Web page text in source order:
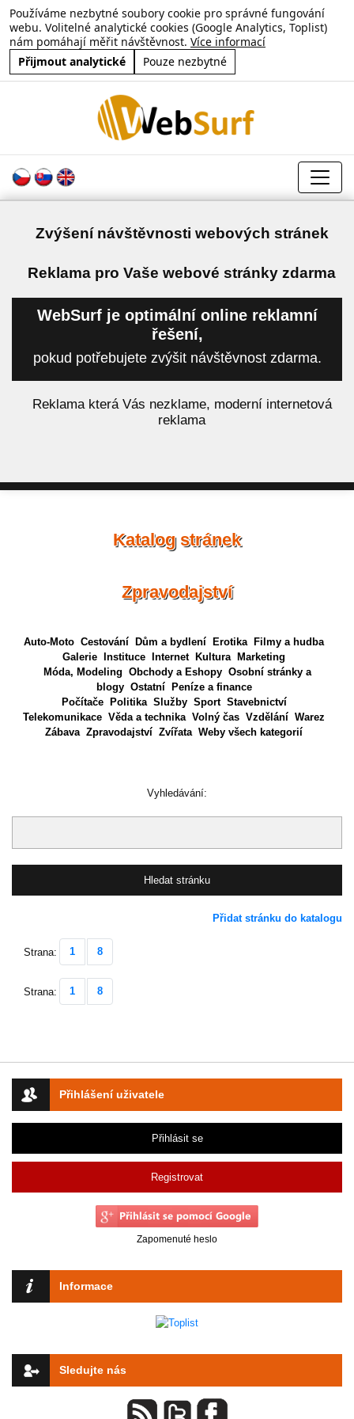
Používáme nezbytné soubory cookie pro správné fungování
webu. Volitelné analytické cookies (Google Analytics, Toplist)
nám pomáhají měřit návštěvnost. Více informací
Přijmout analytické
Pouze nezbytné
Zvýšení návštěvnosti webových stránek
Reklama pro Vaše webové stránky zdarma
WebSurf je optimální online reklamní
řešení,
pokud potřebujete zvýšit návštěvnost zdarma.
Reklama která Vás nezklame, moderní internetová
reklama
Přihlášení uživatele
Přihlásit se
Registrovat
Zapomenuté heslo
Informace
Sledujte nás
Katalog stránek
Zpravodajství
Auto-Moto Cestování Dům a bydlení Erotika
Filmy a hudba
Galerie
Instituce Internet Kultura
Marketing
Móda, Modeling Obchody a Eshopy Osobní stránky a
blogy Ostatní
Peníze a finance
Počítače
Politika Služby Sport Stavebnictví
Telekomunikace Věda a technika Volný čas Vzdělání Warez
Zábava Zpravodajství Zvířata Weby všech kategorií
Vyhledávání:
Přidat stránku do katalogu
Strana: 1 8
Strana: 1 8